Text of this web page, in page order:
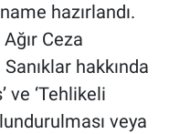
hazırlandı.
Ceza
hakkında
ve ‘Tehlikeli
veya